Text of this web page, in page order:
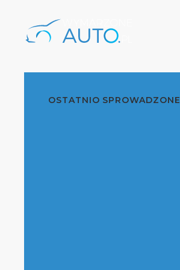
OSTATNIO SPROWADZONE